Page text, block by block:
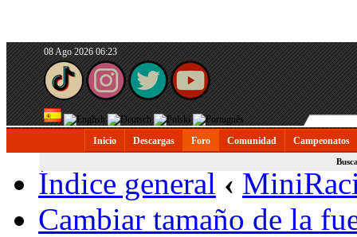
08 Ago 2026 06:23
Inicio Descargas Foro Comunidad Campeonatos
Índice general ‹
Cambiar tamaño de la